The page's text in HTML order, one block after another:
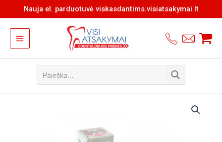
prie
turinio
Nauja el. parduotuvė viskasdantims.visiatsakymai.lt